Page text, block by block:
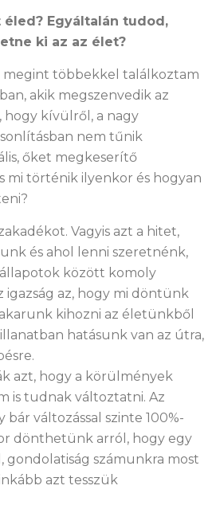
Egyáltalán tudod,
ki az az élet?
többekkel találkoztam
akik megszenvedik az
hogy kívülről, a nagy
nem tűnik
őket megkeserítő
mi történik ilyenkor és hogyan
Vagyis azt a hitet,
és ahol lenni szeretnénk,
között komoly
igazság az, hogy mi döntünk
kihozni az életünkből
hatásunk van az útra,
azt, hogy a körülmények
is tudnak változtatni. Az
bár változással szinte 100%-
dönthetünk arról, hogy egy
gondolatiság számunkra most
azt tesszük